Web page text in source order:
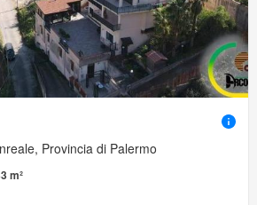
Provincia di Palermo
m²